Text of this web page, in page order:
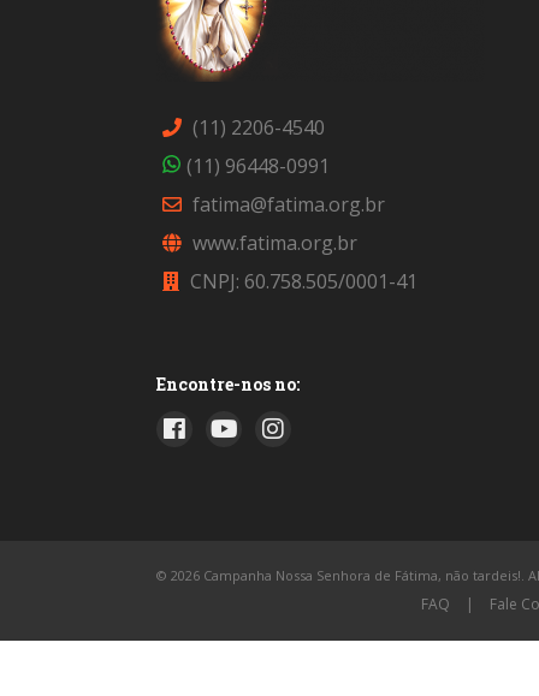
(11) 2206-4540
(11) 96448-0991
fatima@fatima.org.br
www.fatima.org.br
CNPJ: 60.758.505/0001-41
Encontre-nos no:
© 2026 Campanha Nossa Senhora de Fátima, não tardeis!.
FAQ | Fale